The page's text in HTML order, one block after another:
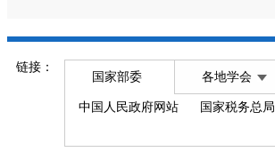
链接：
国家部委 各地学会
中国人民政府网站 国家税务总局